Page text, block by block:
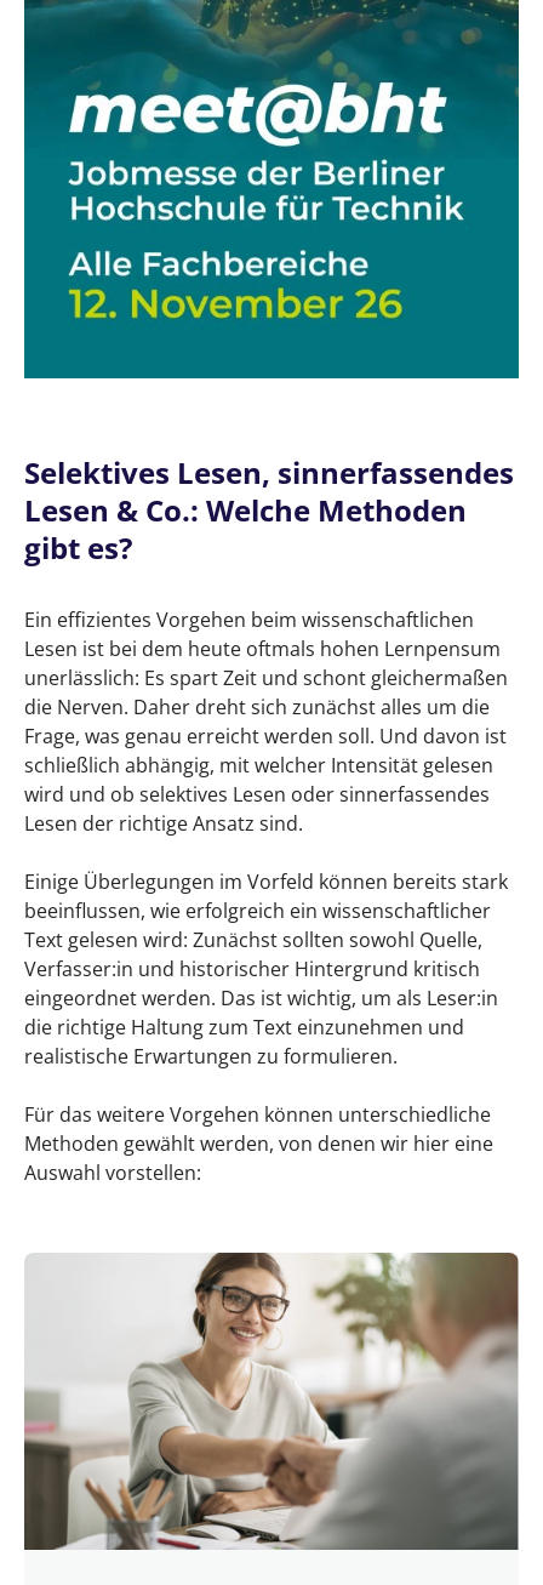
Selektives Lesen, sinnerfassendes
Lesen & Co.: Welche Methoden
gibt es?
Ein effizientes Vorgehen beim wissenschaftlichen
Lesen ist bei dem heute oftmals hohen Lernpensum
unerlässlich: Es spart Zeit und schont gleichermaßen
die Nerven. Daher dreht sich zunächst alles um die
Frage, was genau erreicht werden soll. Und davon ist
schließlich abhängig, mit welcher Intensität gelesen
wird und ob selektives Lesen oder sinnerfassendes
Lesen der richtige Ansatz sind.
Einige Überlegungen im Vorfeld können bereits stark
beeinflussen, wie erfolgreich ein wissenschaftlicher
Text gelesen wird: Zunächst sollten sowohl Quelle,
Verfasser:in und historischer Hintergrund kritisch
eingeordnet werden. Das ist wichtig, um als Leser:in
die richtige Haltung zum Text einzunehmen und
realistische Erwartungen zu formulieren.
Für das weitere Vorgehen können unterschiedliche
Methoden gewählt werden, von denen wir hier eine
Auswahl vorstellen: